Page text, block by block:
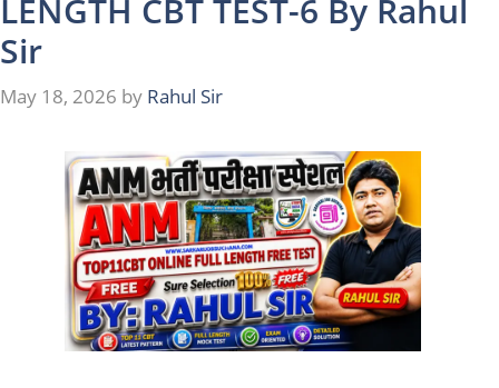
LENGTH CBT TEST-6 By Rahul
Sir
May 18, 2026 by Rahul Sir